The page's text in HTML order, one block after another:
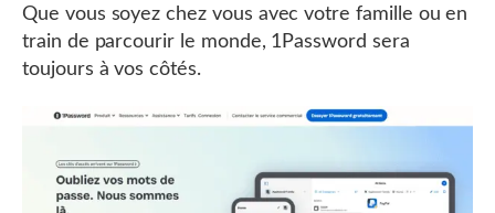
Que vous soyez chez vous avec votre famille ou en
train de parcourir le monde, 1Password sera
toujours à vos côtés.